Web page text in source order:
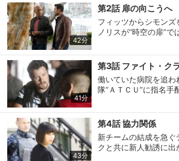
ていた。世界が混乱し
らの保護に動き出すが
先を越されてしまう
メートルの距離から金
42分
第2話 扉の向こうへ
フィッツからシモン
ノリスが“時空の扉”で
英国のグロスタシャー
は、奇妙な隠し部屋に
リスを収納していたか
械”を見つけ…。一方
41分
第3話 ファイト・ク
働いていた病院を追わ
隊“ＡＴＣＵ”に指名手
と、彼女と共にヒドラ
ッドに近づく。手始め
ちかけると、取引をす
たす必要があるとい
43分
第4話 協力関係
新チームの結成を急ぐ
クと共に新人勧誘に